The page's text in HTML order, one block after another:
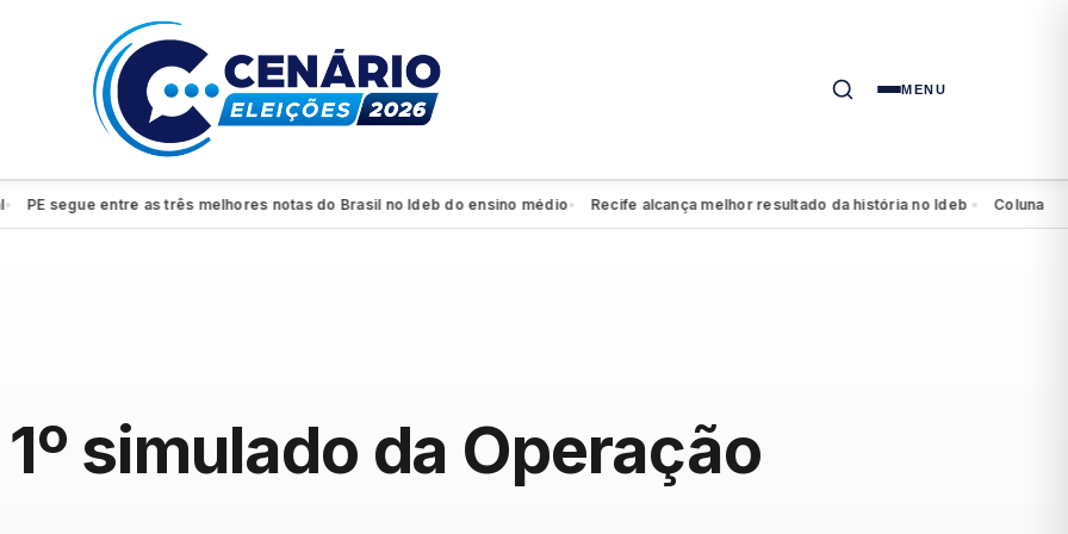
MENU
segue entre as três melhores notas do Brasil no Ideb do ensino médio ● Recife alcança melhor resultado da história no Ideb● Coluna da
simulado da Operação